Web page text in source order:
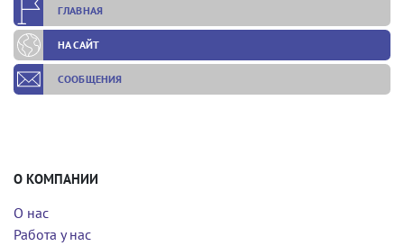
ГЛАВНАЯ
НА САЙТ
СООБЩЕНИЯ
О КОМПАНИИ
О нас
Работа у нас